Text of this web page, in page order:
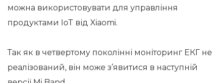
можна використовувати для управління
продуктами IoT від Xiaomi.
Так як в четвертому поколінні моніторинг ЕКГ не
реалізований, він може з’явитися в наступній